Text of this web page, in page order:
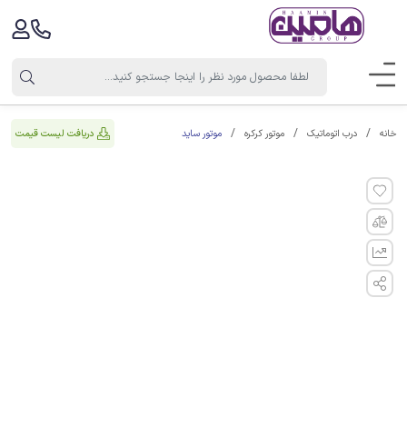
خانه درب اتوماتیک موتور کرکره موتور ساید دریافت لیست قیمت